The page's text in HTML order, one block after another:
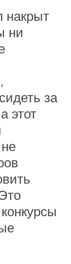
накрыт
ни
за
этот